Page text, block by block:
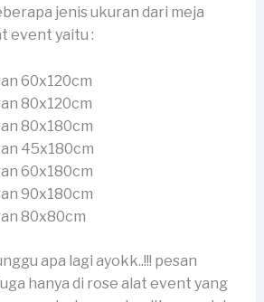
jenis ukuran dari meja
event yaitu :
60x120cm
80x120cm
80x180cm
45x180cm
60x180cm
90x180cm
80x80cm
apa lagi ayokk..!!! pesan
hanya di rose alat event yang